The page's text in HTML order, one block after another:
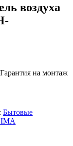
воздуха
Гарантия на монтаж
Бытовые